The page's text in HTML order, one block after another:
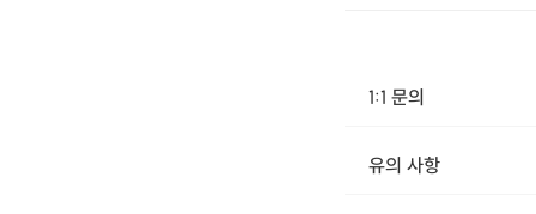
에 매달리는 행
1:1 문의
유의 사항